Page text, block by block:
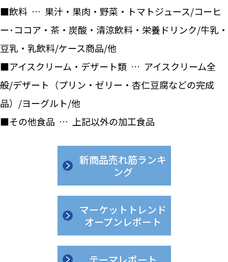
■飲料 … 果汁・果肉・野菜・トマトジュース/コーヒ
ー･ココア・茶・炭酸・清涼飲料・栄養ドリンク/牛乳・
豆乳・乳飲料/ケース商品/他
■アイスクリーム・デザート類 … アイスクリーム全
般/デザート（プリン・ゼリー・杏仁豆腐などの完成
品）/ヨーグルト/他
■その他食品 … 上記以外の加工食品
新商品売れ筋ランキ
ング
マーケットトレンド
オープンレポート
テーマレポート